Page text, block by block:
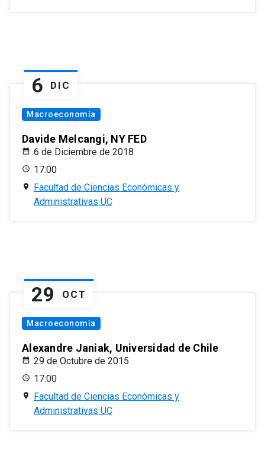
6 DIC
Macroeconomía
Davide Melcangi, NY FED
6 de Diciembre de 2018
17:00
Facultad de Ciencias Económicas y
Administrativas UC
29 OCT
Macroeconomía
Alexandre Janiak, Universidad de Chile
29 de Octubre de 2015
17:00
Facultad de Ciencias Económicas y
Administrativas UC